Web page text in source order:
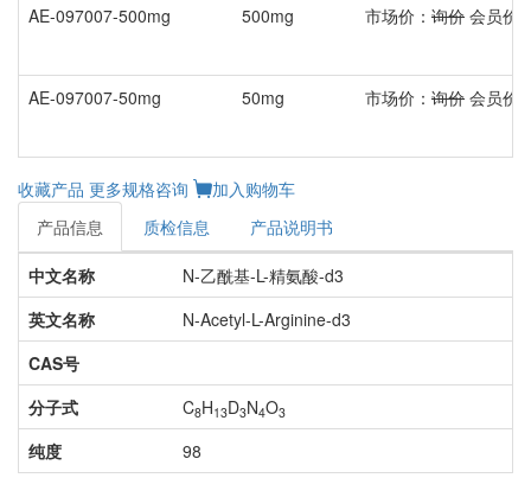
AE-097007-500mg 500mg 市场价： 询价 会员价
AE-097007-50mg 50mg 市场价： 询价 会员价
收藏产品 更多规格咨询
加入购物车
产品信息
质检信息 产品说明书
中文名称
N-乙酰基-L-精氨酸-d3
英文名称
N-Acetyl-L-Arginine-d3
CAS号
分子式
C8H13D3N4O3
纯度 98